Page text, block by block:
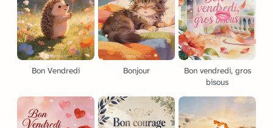
Bon Vendredi Bonjour
Bon vendredi, gros
bisous